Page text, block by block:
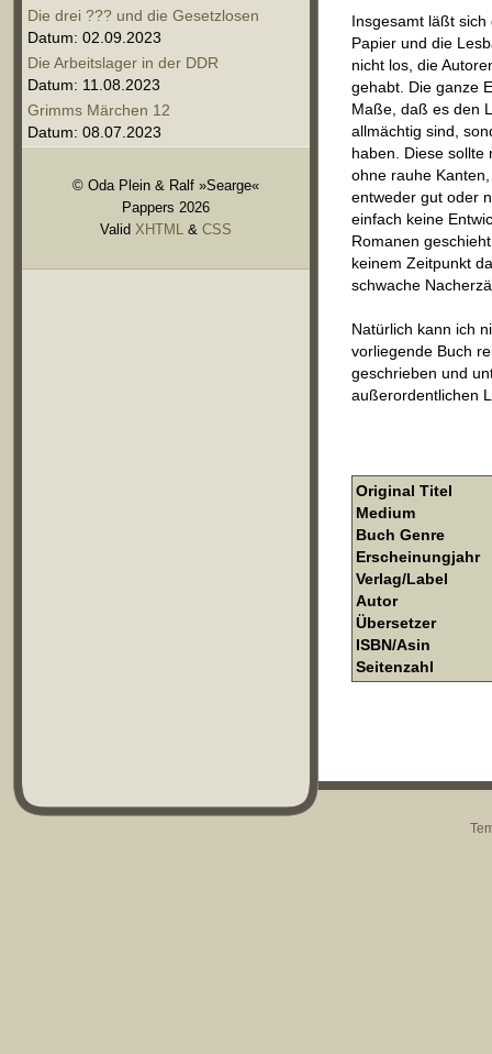
Die drei ??? und die Gesetzlosen
Datum: 02.09.2023
Die Arbeitslager in der DDR
Datum: 11.08.2023
Grimms Märchen 12
Datum: 08.07.2023
© Oda Plein & Ralf »Searge«
Pappers 2026
Valid XHTML & CSS
Insgesamt läßt sich
Papier und die
nicht los, die
gehabt. Die ganze
Maße, daß es den
allmächtig sind,
haben. Diese sollte
ohne rauhe
entweder gut oder
einfach keine
Romanen
keinem Zeitpunkt
schwache
Natürlich kann ich
vorliegende Buch
geschrieben und
außerordentlichen
Original Titel
Medium
Buch Genre
Erscheinungjahr
Verlag/Label
Autor
Übersetzer
ISBN/Asin
Seitenzahl